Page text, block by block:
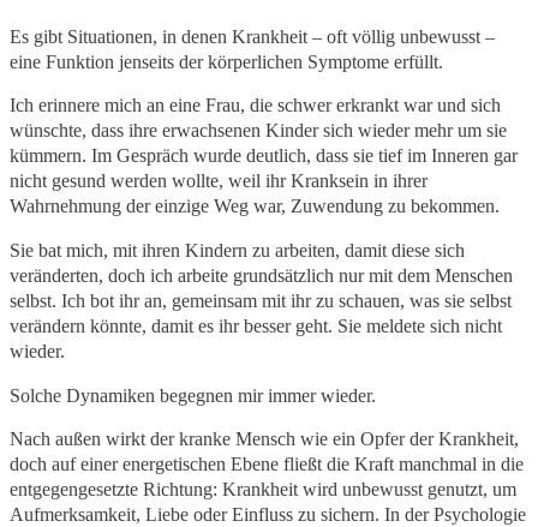
Es gibt Situationen, in denen Krankheit – oft völlig unbewusst –
eine Funktion jenseits der körperlichen Symptome erfüllt.
Ich erinnere mich an eine Frau, die schwer erkrankt war und sich
wünschte, dass ihre erwachsenen Kinder sich wieder mehr um sie
kümmern. Im Gespräch wurde deutlich, dass sie tief im Inneren gar
nicht gesund werden wollte, weil ihr Kranksein in ihrer
Wahrnehmung der einzige Weg war, Zuwendung zu bekommen.
Sie bat mich, mit ihren Kindern zu arbeiten, damit diese sich
veränderten, doch ich arbeite grundsätzlich nur mit dem Menschen
selbst. Ich bot ihr an, gemeinsam mit ihr zu schauen, was sie selbst
verändern könnte, damit es ihr besser geht. Sie meldete sich nicht
wieder.
Solche Dynamiken begegnen mir immer wieder.
Nach außen wirkt der kranke Mensch wie ein Opfer der Krankheit,
doch auf einer energetischen Ebene fließt die Kraft manchmal in die
entgegengesetzte Richtung: Krankheit wird unbewusst genutzt, um
Aufmerksamkeit, Liebe oder Einfluss zu sichern. In der Psychologie